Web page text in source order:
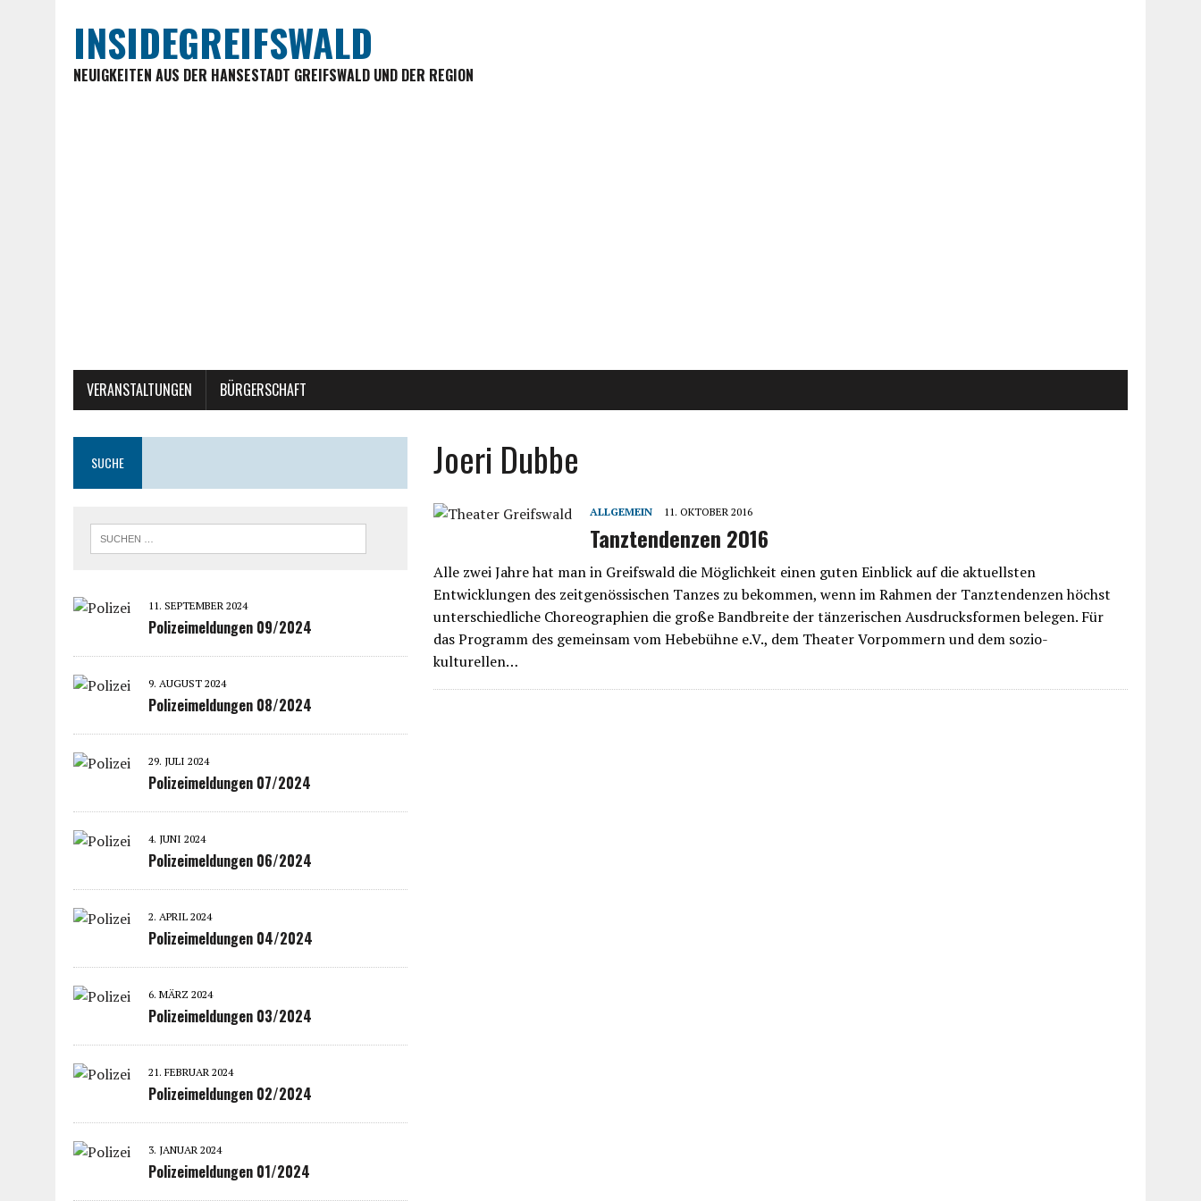
INSIDEGREIFSWALD
NEUIGKEITEN AUS DER HANSESTADT GREIFSWALD UND DER REGION
VERANSTALTUNGEN BÜRGERSCHAFT
Joeri Dubbe
ALLGEMEIN 11. OKTOBER 2016
Tanztendenzen 2016
Alle zwei Jahre hat man in Greifswald die Möglichkeit einen guten Einblick auf die aktuellsten
Entwicklungen des zeitgenössischen Tanzes zu bekommen, wenn im Rahmen der Tanztendenzen höchst
unterschiedliche Choreographien die große Bandbreite der tänzerischen Ausdrucksformen belegen. Für
das Programm des gemeinsam vom Hebebühne e.V., dem Theater Vorpommern und dem sozio-
kulturellen…
SUCHE
11. SEPTEMBER 2024
Polizeimeldungen 09/2024
9. AUGUST 2024
Polizeimeldungen 08/2024
29. JULI 2024
Polizeimeldungen 07/2024
4. JUNI 2024
Polizeimeldungen 06/2024
2. APRIL 2024
Polizeimeldungen 04/2024
6. MÄRZ 2024
Polizeimeldungen 03/2024
21. FEBRUAR 2024
Polizeimeldungen 02/2024
3. JANUAR 2024
Polizeimeldungen 01/2024